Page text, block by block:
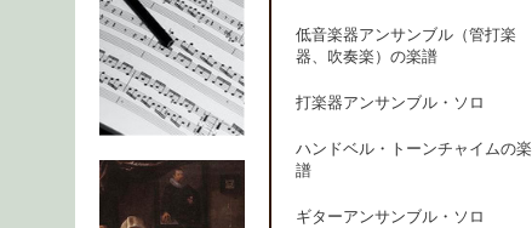
低音楽器アンサンブル（管打楽
器、吹奏楽）の楽譜
打楽器アンサンブル・ソロ
ハンドベル・トーンチャイムの楽
譜
ギターアンサンブル・ソロ